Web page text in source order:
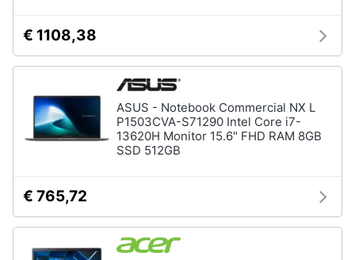
€ 1108,38
ASUS - Notebook Commercial NX L
P1503CVA-S71290 Intel Core i7-
13620H Monitor 15.6" FHD RAM 8GB
SSD 512GB
€ 765,72